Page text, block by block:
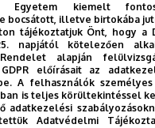
Egyetem kiemelt
bocsátott, illetve birtokába
tájékoztatjuk Önt, hogy a
napjától kötelezően
alapján
előírásait az
A felhasználók
is teljes körültekintéssel
adatkezelési
Adatvédelmi